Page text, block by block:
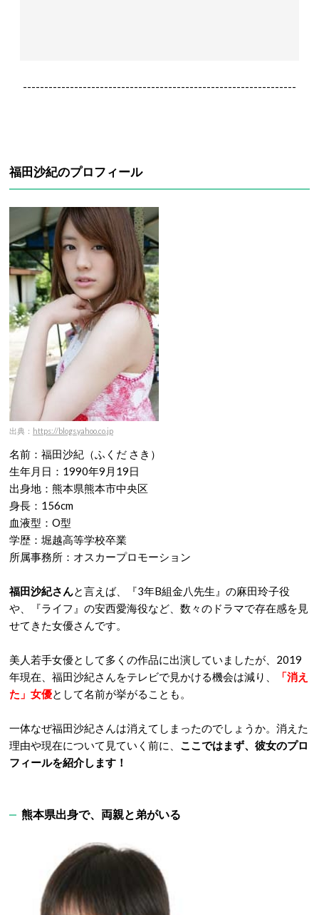
----------------------------------------------------------------
福田沙紀のプロフィール
出典： https://blogs.yahoo.co.jp
名前：福田沙紀（ふくだ さき）
生年月日：1990年9月19日
出身地：熊本県熊本市中央区
身長：156cm
血液型：O型
学歴：堀越高等学校卒業
所属事務所：オスカープロモーション
福田沙紀さんと言えば、『3年B組金八先生』の麻田玲子役
や、『ライフ』の安西愛海役など、数々のドラマで存在感を見
せてきた女優さんです。
美人若手女優として多くの作品に出演していましたが、2019
年現在、福田沙紀さんをテレビで見かける機会は減り、
「消え
た」女優として名前が挙がることも。
一体なぜ福田沙紀さんは消えてしまったのでしょうか。消えた
理由や現在について見ていく前に、 ここではまず、彼女のプロ
フィールを紹介します！
熊本県出身で、両親と弟がいる